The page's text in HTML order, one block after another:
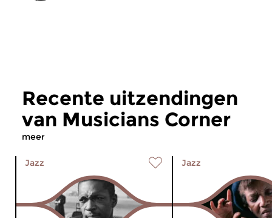
Recente uitzendingen
van Musicians Corner
meer
Jazz Jazz